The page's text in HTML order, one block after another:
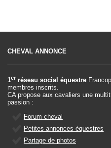
CHEVAL ANNONCE
1er réseau social équestre
membres inscrits.
CA propose aux cavaliers une
passion :
Forum cheval
Petites annonces équestres
Partage de photos